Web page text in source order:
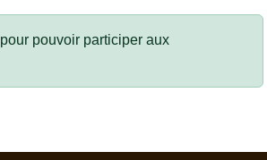
pour pouvoir participer aux